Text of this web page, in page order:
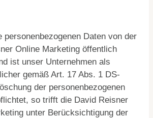
personenbezogenen Daten von der
Online Marketing öffentlich
ist unser Unternehmen als
gemäß Art. 17 Abs. 1 DS-
der personenbezogenen
so trifft die David Reisner
unter Berücksichtigung der